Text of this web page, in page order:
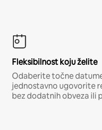
Fleksibilnost koju želite
Odaberite točne
jednostavno ugovorite
bez dodatnih obveza ili